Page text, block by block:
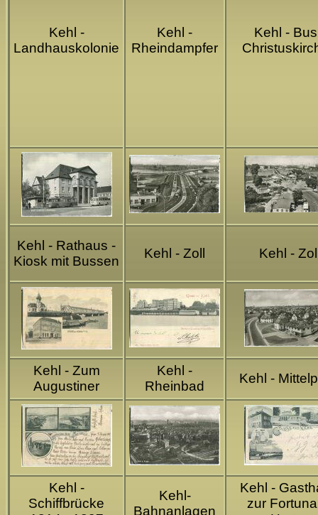
Kehl -
Landhauskolonie
Kehl -
Rheindampfer
Kehl -
Kehl - Rathaus -
Kiosk mit Bussen
Kehl - Zoll Kehl -
Kehl - Zum
Augustiner
Kehl -
Rheinbad
Kehl -
Kehl -
Schiffbrücke
Kehl-
Bahnanlagen
Kehl -
zur